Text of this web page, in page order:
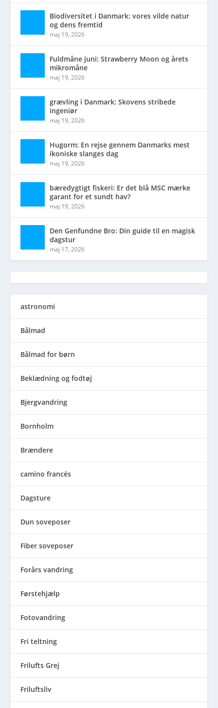
Biodiversitet i Danmark: vores vilde natur
og dens fremtid
maj 19, 2026
Fuldmåne juni: Strawberry Moon og årets
mikromåne
maj 19, 2026
grævling i Danmark: Skovens stribede
ingeniør
maj 19, 2026
Hugorm: En rejse gennem Danmarks mest
ikoniske slanges dag
maj 19, 2026
bæredygtigt fiskeri: Er det blå MSC mærke
garant for et sundt hav?
maj 19, 2026
Den Genfundne Bro: Din guide til en magisk
dagstur
maj 17, 2026
astronomi
Bålmad
Bålmad for børn
Beklædning og fodtøj
Bjergvandring
Bornholm
Brændere
camino francés
Dagsture
Dun soveposer
Fiber soveposer
Forårs vandring
Førstehjælp
Fotovandring
Fri teltning
Frilufts Grej
Friluftsliv